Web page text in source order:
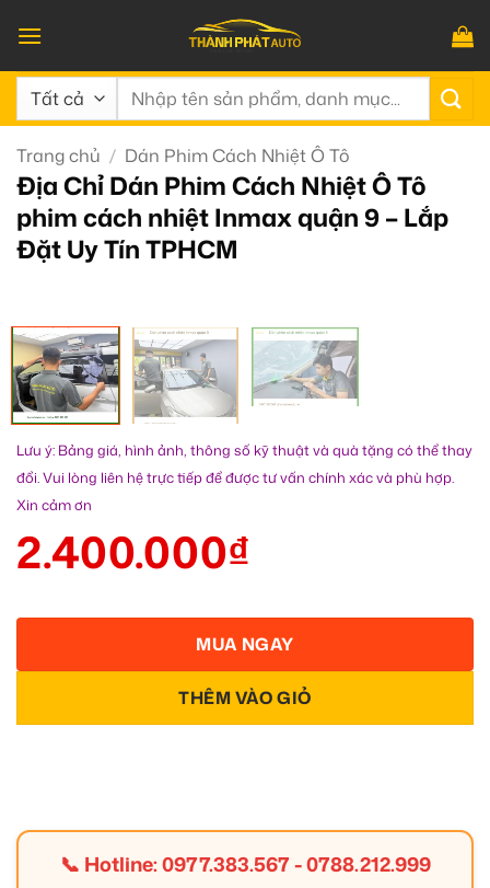
qua
nội
dung
Tìm
Trang chủ / Dán Phim Cách Nhiệt Ô Tô
Địa Chỉ Dán Phim Cách Nhiệt Ô Tô
phim cách nhiệt Inmax quận 9 – Lắp
Đặt Uy Tín TPHCM
Lưu ý: Bảng giá, hình ảnh, thông số kỹ thuật và quà tặng có thể thay
đổi. Vui lòng liên hệ trực tiếp để được tư vấn chính xác và phù hợp.
Xin cảm ơn
2.400.000₫
THÊM VÀO GIỎ
MUA NGAY
📞 Hotline:0977.383.567-0788.212.999